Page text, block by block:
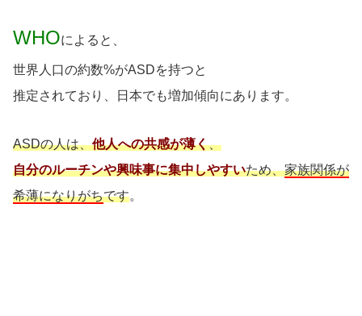
WHOによると、
世界人口の約数%がASDを持つと
推定されており、日本でも増加傾向にあります。
ASDの人は、他人への共感が薄く、
自分のルーチンや興味事に集中しやすいため、家族関係が
希薄になりがちです。